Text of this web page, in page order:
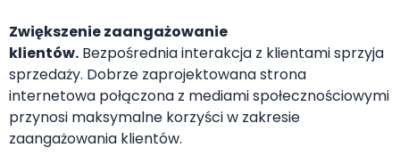
Zwiększenie zaangażowanie
klientów. Bezpośrednia interakcja z klientami sprzyja
sprzedaży. Dobrze zaprojektowana strona
internetowa połączona z mediami społecznościowymi
przynosi maksymalne korzyści w zakresie
zaangażowania klientów.